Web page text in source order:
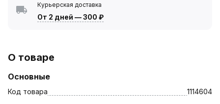
Курьерская доставка
От 2 дней —300 ₽
О товаре
Основные
Код товара 1114604